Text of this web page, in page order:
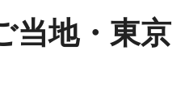
収・無料査定は危険？情報収
M7級地震の関連性は？
当地・東京